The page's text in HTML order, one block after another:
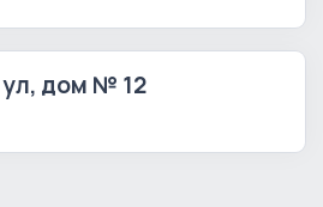
ул, дом № 12